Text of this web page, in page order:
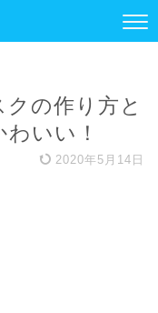
の作り方と
いい！
2020年5月14日